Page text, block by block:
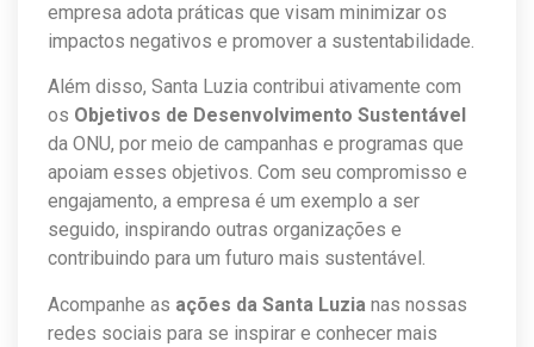
empresa adota práticas que visam minimizar os
impactos negativos e promover a sustentabilidade.
Além disso, Santa Luzia contribui ativamente com
os Objetivos de Desenvolvimento Sustentável
da ONU, por meio de campanhas e programas que
apoiam esses objetivos. Com seu compromisso e
engajamento, a empresa é um exemplo a ser
seguido, inspirando outras organizações e
contribuindo para um futuro mais sustentável.
Acompanhe as ações da Santa Luzia nas nossas
redes sociais para se inspirar e conhecer mais